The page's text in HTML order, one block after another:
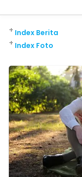
Index Berita
+
Index Foto
+